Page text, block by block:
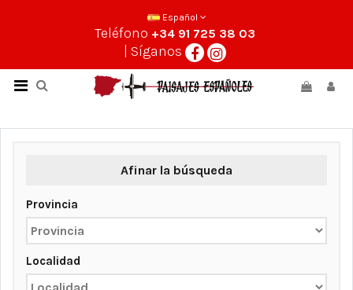
Español
Teléfono +34 91 725 38 03
| Síganos
Afinar la búsqueda
Provincia
Localidad